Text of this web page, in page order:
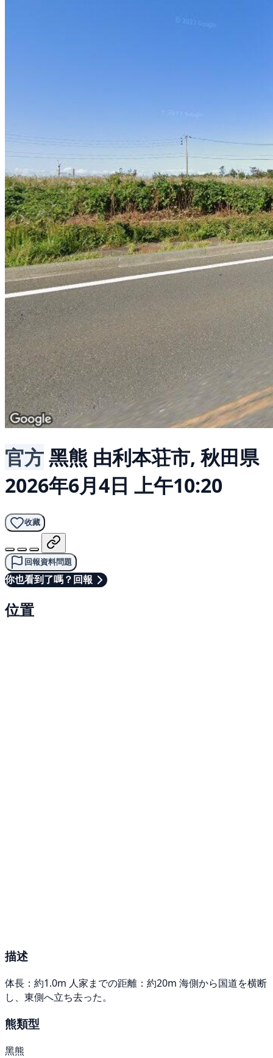
官方黑熊 由利本荘市, 秋田県
2026年6月4日 上午10:20
收藏
回報資料問題
你也看到了嗎？回報
位置
描述
体長：約1.0m 人家までの距離：約20m 海側から国道を横断
し、東側へ立ち去った。
熊類型
黑熊